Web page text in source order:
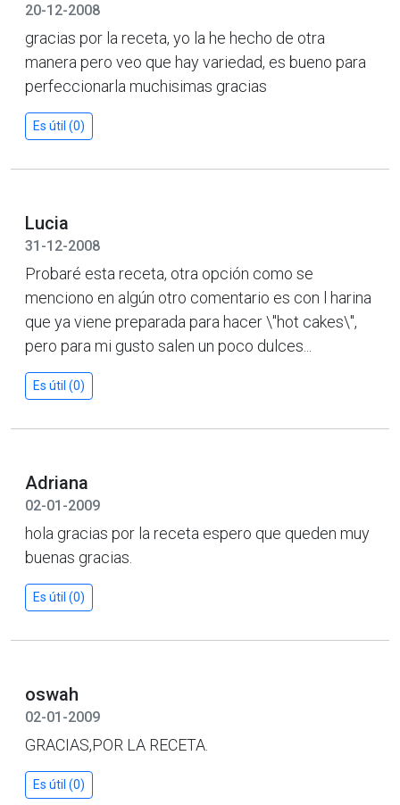
20-12-2008
gracias por la receta, yo la he hecho de otra
manera pero veo que hay variedad, es bueno para
perfeccionarla muchisimas gracias
Es útil (0)
Lucia
31-12-2008
Probaré esta receta, otra opción como se
menciono en algún otro comentario es con l harina
que ya viene preparada para hacer \"hot cakes\",
pero para mi gusto salen un poco dulces...
Es útil (0)
Adriana
02-01-2009
hola gracias por la receta espero que queden muy
buenas gracias.
Es útil (0)
oswah
02-01-2009
GRACIAS,POR LA RECETA.
Es útil (0)